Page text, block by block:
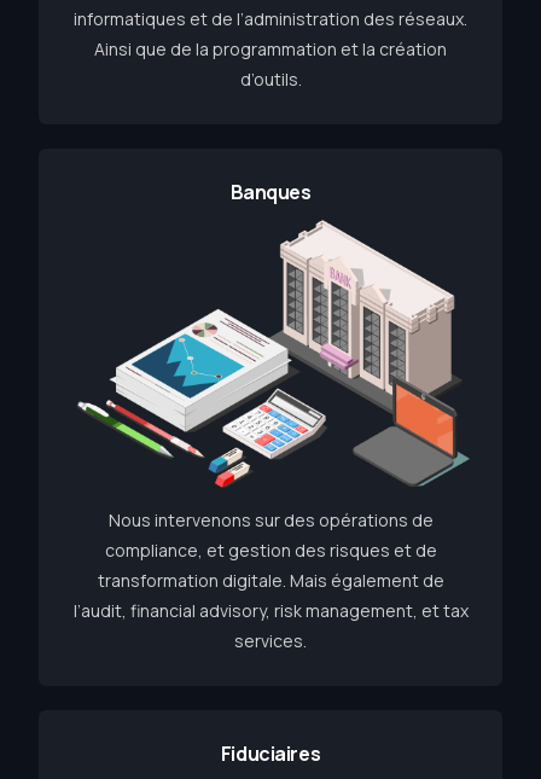
informatiques et de l’administration des réseaux.
Ainsi que de la programmation et la création
d’outils.
Banques
Nous intervenons sur des opérations de
compliance, et gestion des risques et de
transformation digitale. Mais également de
l’audit, financial advisory, risk management, et tax
services.
Fiduciaires